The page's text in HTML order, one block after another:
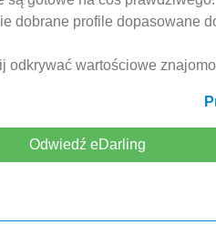
dobrane profile dopasowane
odkrywać wartościowe
Odwiedź eDarling